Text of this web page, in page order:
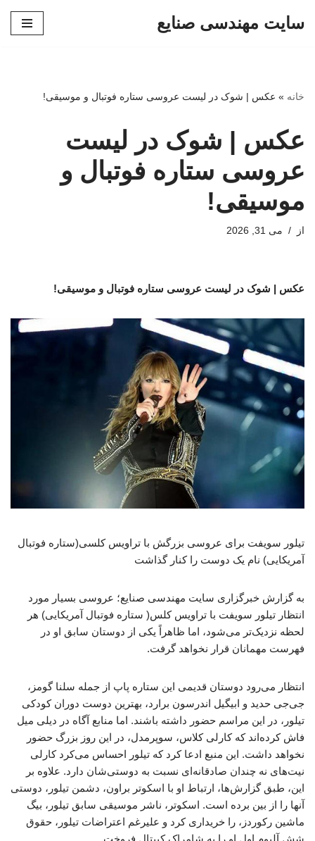
سایت مهندسی صنایع
خانه » عکس | شوک در لیست عروسی ستاره فوتبال و موسیقی!
عکس | شوک در لیست
عروسی ستاره فوتبال و
موسیقی!
از می 31, 2026
عکس | شوک در لیست عروسی ستاره فوتبال و موسیقی!
تیلور سویفت برای عروسی بزرگش با تراویس کلسی(ستاره فوتبال
آمریکایی) نام یک دوست را کنار گذاشت
به گزارش خبرگزاری سایت مهندسی صنایع؛ عروسی بسیار مورد
انتظار تیلور سویفت با تراویس کلس( ستاره فوتبال آمریکایی) هر
لحظه نزدیک‌تر می‌شود، اما ظاهراً یکی از دوستان سابق او در
فهرست مهمانان قرار نخواهد گرفت.
انتظار می‌رود دوستان قدیمی این ستاره پاپ از جمله سلنا گومز،
جی‌جی حدید و ابیگیل اندرسون برارد، بهترین دوست دوران کودکی
تیلور، در این مراسم حضور داشته باشند. اما منابع آگاه در دیلی میل
فاش کرده‌اند که کارلی کلاس، سوپرمدل، در این روز بزرگ حضور
نخواهد داشت. این منبع ادعا کرد که تیلور احساس می‌کرد کارلی
نیت‌های نه چندان صادقانه‌ای نسبت به دوستی‌شان دارد. علاوه بر
این، طبق گزارش‌ها، ارتباط او با اسکوتر براون، دشمن تیلور، دوستی
آنها را از بین برده است. اسکوتر، ناشر موسیقی سابق تیلور، بیگ
ماشین رکوردز، را خریداری کرد و علیرغم اعتراضات تیلور، حقوق